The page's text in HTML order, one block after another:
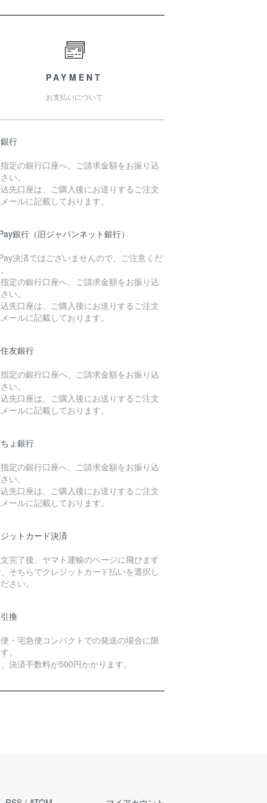
PAYMENT
お支払いについて
行
定の銀行口座へ、ご請求金額をお振り込
い。
先口座は、ご購入後にお送りするご注文
ールに記載しております。
銀行（旧ジャパンネット銀行）
決済ではございませんので、ご注意くだ
定の銀行口座へ、ご請求金額をお振り込
い。
先口座は、ご購入後にお送りするご注文
ールに記載しております。
友銀行
定の銀行口座へ、ご請求金額をお振り込
い。
先口座は、ご購入後にお送りするご注文
ールに記載しております。
ょ銀行
定の銀行口座へ、ご請求金額をお振り込
い。
先口座は、ご購入後にお送りするご注文
ールに記載しております。
ットカード決済
完了後、ヤマト運輸のページに飛びます
そちらでクレジットカード払いを選択し
さい。
換
・宅急便コンパクトでの発送の場合に限
。
決済手数料が500円かかります。